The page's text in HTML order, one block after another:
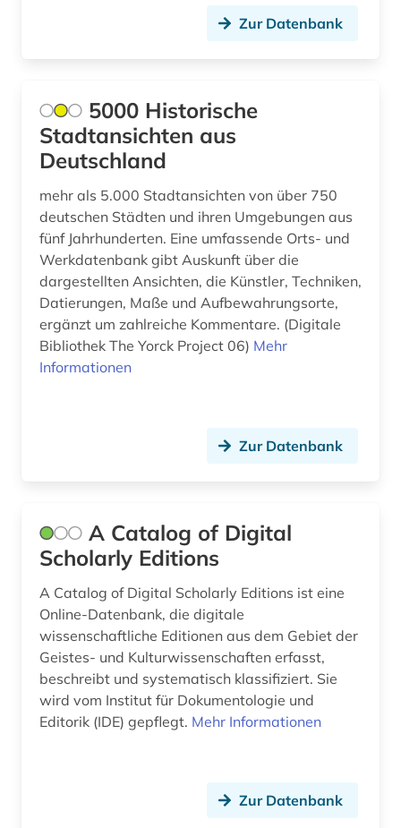
burgen (1)
byzantinistik (1)
bündnerromanisch (1)
bürgerrechtsbewegung (2)
calvin, jean | theologe; reformator (1)
carl de (1)
chemie (2)
chronologie (1)
commonwealth (3)
computer (1)
comédie française (1)
conrad gessner (1)
Zur Datenbank
5000 Historische
Stadtansichten aus
Deutschland
mehr als 5.000 Stadtansichten von über 750
deutschen Städten und ihren Umgebungen aus
fünf Jahrhunderten. Eine umfassende Orts- und
Werkdatenbank gibt Auskunft über die
dargestellten Ansichten, die Künstler, Techniken,
Datierungen, Maße und Aufbewahrungsorte,
ergänzt um zahlreiche Kommentare. (Digitale
Bibliothek The Yorck Project 06) Mehr
Informationen
Zur Datenbank
A Catalog of Digital
Scholarly Editions
A Catalog of Digital Scholarly Editions ist eine
Online-Datenbank, die digitale
wissenschaftliche Editionen aus dem Gebiet der
Geistes- und Kulturwissenschaften erfasst,
beschreibt und systematisch klassifiziert. Sie
wird vom Institut für Dokumentologie und
Editorik (IDE) gepflegt. Mehr Informationen
Zur Datenbank